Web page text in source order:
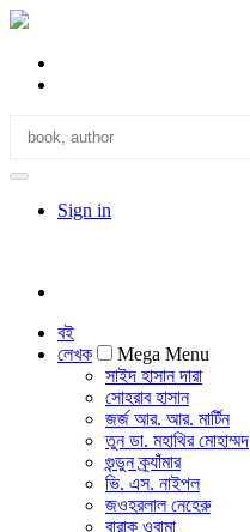
Sign in
বই
লেখক
Mega Menu
সাইদ হাসান দারা
সোহরাব হাসান
জর্জ আর. আর. মার্টিন
তুন ডা. মহাথির মোহাম্মদ
গুন্ডুন ক্র্যাঁমার
ভি. এস. নাইপল
জওহরলাল নেহেরু
বারাক ওবামা